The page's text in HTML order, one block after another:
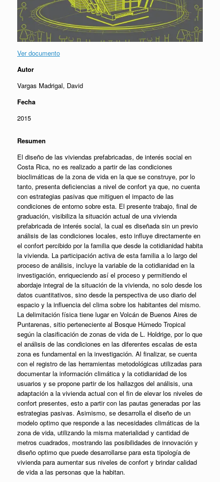
Ver documento
Autor
Vargas Madrigal, David
Fecha
2015
Resumen
El diseño de las viviendas prefabricadas, de interés social en
Costa Rica, no es realizado a partir de las condiciones
bioclimáticas de la zona de vida en la que se construye, por lo
tanto, presenta deficiencias a nivel de confort ya que, no cuenta
con estrategias pasivas que mitiguen el impacto de las
condiciones de entorno sobre esta. El presente trabajo, final de
graduación, visibiliza la situación actual de una vivienda
prefabricada de interés social, la cual es diseñada sin un previo
análisis de las condiciones locales, esto influye directamente en
el confort percibido por la familia que desde la cotidianidad habita
la vivienda. La participación activa de esta familia a lo largo del
proceso de análisis, incluye la variable de la cotidianidad en la
investigación, enriqueciendo así el proceso y permitiendo el
abordaje integral de la situación de la vivienda, no solo desde los
datos cuantitativos, sino desde la perspectiva de uso diario del
espacio y la influencia del clima sobre los habitantes del mismo.
La delimitación física tiene lugar en Volcán de Buenos Aires de
Puntarenas, sitio perteneciente al Bosque Húmedo Tropical
según la clasificación de zonas de vida de L. Holdrige, por lo que
el análisis de las condiciones en las diferentes escalas de esta
zona es fundamental en la investigación. Al finalizar, se cuenta
con el registro de las herramientas metodológicas utilizadas para
documentar la información climática y la cotidianidad de los
usuarios y se propone partir de los hallazgos del análisis, una
adaptación a la vivienda actual con el fin de elevar los niveles de
confort presentes, esto a partir con las pautas generadas por las
estrategias pasivas. Asimismo, se desarrolla el diseño de un
modelo optimo que responde a las necesidades climáticas de la
zona de vida, utilizando la misma materialidad y cantidad de
metros cuadrados, mostrando las posibilidades de innovación y
diseño optimo que puede desarrollarse para esta tipología de
vivienda para aumentar sus niveles de confort y brindar calidad
de vida a las personas que la habitan.